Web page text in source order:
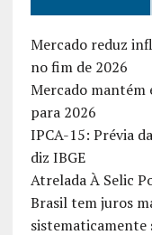
Mercado reduz
no fim de 2026
Mercado mantém
para 2026
IPCA-15: Prévia
diz IBGE
Atrelada À Selic
Brasil tem juros
sistematicamente